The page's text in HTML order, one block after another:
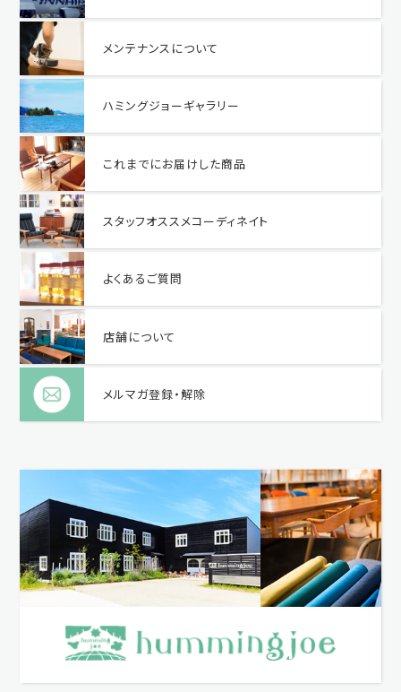
メンテナンスについて
ハミングジョーギャラリー
これまでにお届けした商品
スタッフオススメコーディネイト
よくあるご質問
店舗について
メルマガ登録・解除